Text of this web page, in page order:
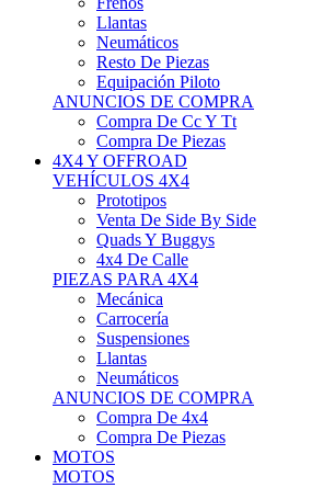
Neumáticos
Resto De Piezas
Equipación Piloto
ANUNCIOS DE COMPRA
Compra De Cc Y Tt
Compra De Piezas
4X4 Y OFFROAD
VEHÍCULOS 4X4
Prototipos
Venta De Side By Side
Quads Y Buggys
4x4 De Calle
PIEZAS PARA 4X4
Mecánica
Carrocería
Suspensiones
Llantas
Neumáticos
ANUNCIOS DE COMPRA
Compra De 4x4
Compra De Piezas
MOTOS
MOTOS
Motos De Circuito